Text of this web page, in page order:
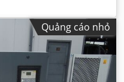
Quảng cáo nhỏ